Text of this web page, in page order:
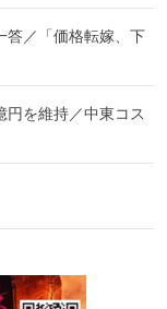
答／「価格転嫁、下
円を維持／中東コス